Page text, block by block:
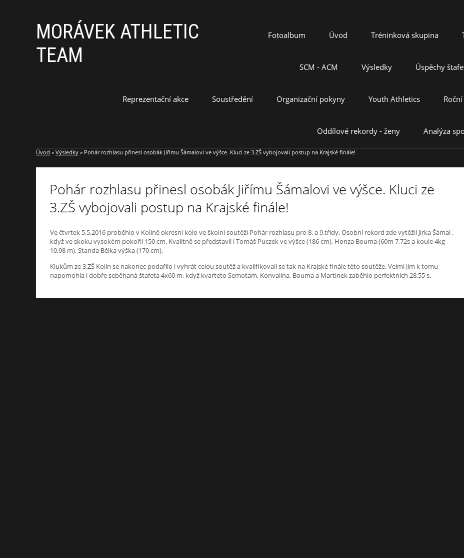
MORÁVEK ATHLETIC
TEAM
Fotoalbum Úvod Tréninková skupina
SCM - ACM Výsledky Úspěchy
Reprezentační akce Soustředění Organizační pokyny Youth Athletics
Oddílové rekordy - ženy Analýza
Úvod » Výsledky » Pohár rozhlasu přinesl osobák Jiřímu Šámalovi ve výšce. Kluci ze 3.ZŠ vybojovali postup na Krajské finále!
Pohár rozhlasu přinesl osobák Jiřímu Šámalovi ve výšce. Kluci ze
3.ZŠ vybojovali postup na Krajské finále!
Ve čtvrtek 5.5.2016 proběhlo v Kolíně okresní kolo ve školní soutěži Pohár rozhlasu pro 8. a 9.třídy. Osobní rekord zde vytěžil Jirka Šámal ,
když ve skoku vysokém pokořil 150 cm. Kvalitně se představil i Tomáš Puczek ve výšce (186 cm), Honza Bouma (60m 7,72s a koule 4kg
10,98 m), Standa Bělka výška (170 cm).
Klukům ze 3.ZŠ Kolín se nakonec podařilo i vyhrát celou soutěž a kvalifikovali se tak na Krajské finále této soutěže. Velmi jim k tomu
napomohla i dobře seběhaná štafeta 4x60 m, když kvarteto Semotam, Konvalina, Bouma a Martinek zaběhlo perfektních 28,55 s.